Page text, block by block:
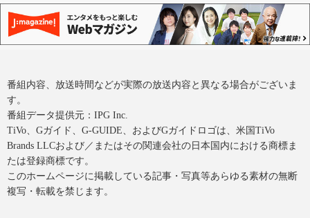
番組内容、放送時間などが実際の放送内容と異なる場合がございま
す。
番組データ提供元：IPG Inc.
TiVo、Gガイド、G-GUIDE、およびGガイドロゴは、米国TiVo
Brands LLCおよび／またはその関連会社の日本国内における商標ま
たは登録商標です。
このホームページに掲載している記事・写真等あらゆる素材の無断
複写・転載を禁じます。